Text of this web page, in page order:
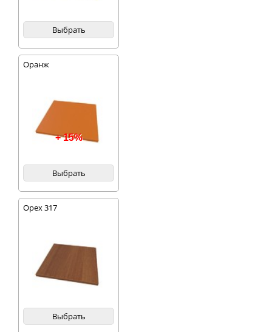
Выбрать
Оранж
+ 15%
Выбрать
Орех 317
Выбрать